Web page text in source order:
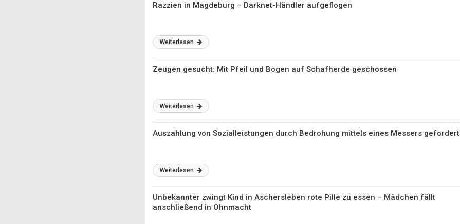
Razzien in Magdeburg – Darknet-Händler aufgeflogen
Weiterlesen
Zeugen gesucht: Mit Pfeil und Bogen auf Schafherde geschossen
Weiterlesen
Auszahlung von Sozialleistungen durch Bedrohung mittels eines Messers gefordert
Weiterlesen
Unbekannter zwingt Kind in Aschersleben rote Pille zu essen – Mädchen fällt
anschließend in Ohnmacht